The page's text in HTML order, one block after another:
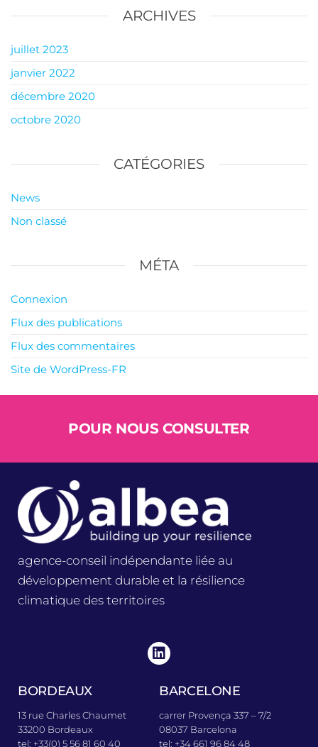
ARCHIVES
juillet 2023
janvier 2022
décembre 2020
octobre 2020
CATÉGORIES
News
Non classé
MÉTA
Connexion
Flux des publications
Flux des commentaires
Site de WordPress-FR
POUR NOUS CONSULTER
agence-conseil indépendante liée au
développement durable et la résilience
climatique des territoires
BORDEAUX
13 rue Charles Chaumet
33200 Bordeaux
tel: +33(0) 5 56 81 60 40
BARCELONE
carrer Provença 337 – 7/2
08037 Barcelona
tel: +34 661 96 84 48